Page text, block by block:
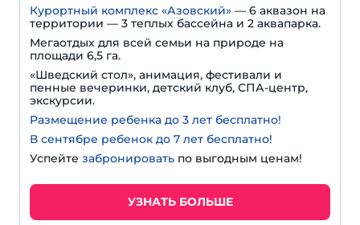
Курортный комплекс «Азовский» — 6 аквазон на
территории — 3 теплых бассейна и 2 аквапарка.
Мегаотдых для всей семьи на природе на
площади 6,5 га.
«Шведский стол», анимация, фестивали и
пенные вечеринки, детский клуб, СПА-центр,
экскурсии.
Размещение ребенка до 3 лет бесплатно!
В сентябре ребенок до 7 лет бесплатно!
Успейте забронировать по выгодным ценам!
УЗНАТЬ БОЛЬШЕ